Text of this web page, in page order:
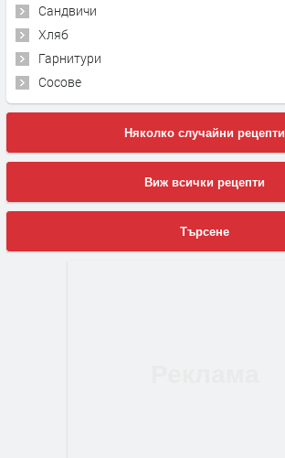
Сандвичи
Хляб
Гарнитури
Сосове
Няколко случайни рецепти
Виж всички рецепти
Търсене